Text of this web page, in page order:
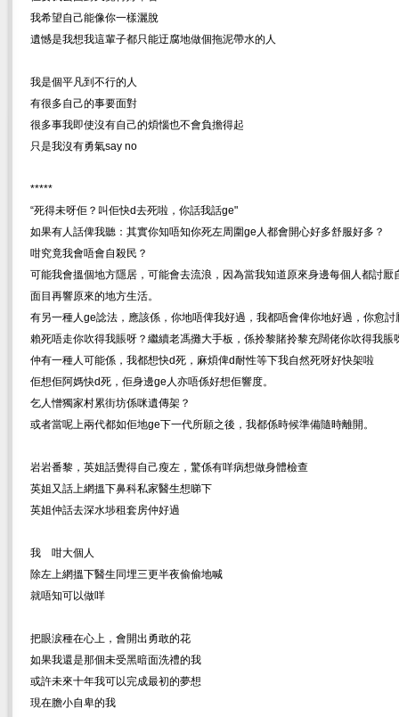
我希望自己能像你一樣灑脫
遺憾是我想我這輩子都只能迂腐地做個拖泥帶水的人
我是個平凡到不行的人
有很多自己的事要面對
很多事我即使沒有自己的煩惱也不會負擔得起
只是我沒有勇氣say no
*****
“死得未呀佢？叫佢快d去死啦，你話我話ge"
如果有人話俾我聽：其實你知唔知你死左周圍ge人都會開心好多舒服好多？
咁究竟我會唔會自殺民？
可能我會搵個地方隱居，可能會去流浪，因為當我知道原來身邊每個人都討厭
面目再響原來的地方生活。
有另一種人ge諗法，應該係，你地唔俾我好過，我都唔會俾你地好過，你愈討
賴死唔走你吹得我賬呀？繼續老馮攤大手板，係拎黎賭拎黎充闊佬你吹得我脹
仲有一種人可能係，我都想快d死，麻煩俾d耐性等下我自然死呀好快架啦
佢想佢阿媽快d死，佢身邊ge人亦唔係好想佢響度。
乞人憎獨家村累街坊係咪遺傳架？
或者當呢上兩代都如佢地ge下一代所願之後，我都係時候準備隨時離開。
岩岩番黎，英姐話覺得自己瘦左，驚係有咩病想做身體檢查
英姐又話上網搵下鼻科私家醫生想睇下
英姐仲話去深水埗租套房仲好過
我 咁大個人
除左上網搵下醫生同埋三更半夜偷偷地喊
就唔知可以做咩
把眼涙種在心上，會開出勇敢的花
如果我還是那個未受黑暗面洗禮的我
或許未來十年我可以完成最初的夢想
現在膽小自卑的我